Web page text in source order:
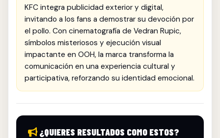
como líder creativo en fast food y publicidad exterior.
KFC integra publicidad exterior y digital,
invitando a los fans a demostrar su devoción por
el pollo. Con cinematografía de Vedran Rupic,
símbolos misteriosos y ejecución visual
impactante en OOH, la marca transforma la
comunicación en una experiencia cultural y
participativa, reforzando su identidad emocional.
¿QUIERES RESULTADOS COMO ESTOS?